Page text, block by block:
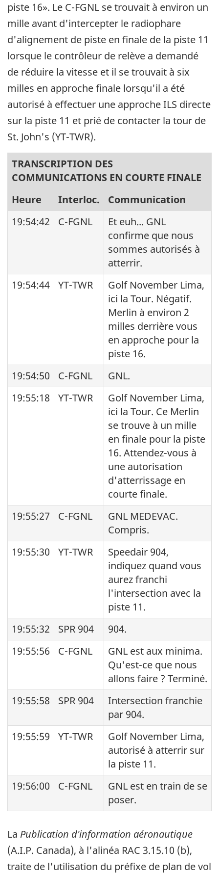
piste 16». Le C-FGNL se trouvait à environ un
mille avant d'intercepter le radiophare
d'alignement de piste en finale de la piste 11
lorsque le contrôleur de relève a demandé
de réduire la vitesse et il se trouvait à six
milles en approche finale lorsqu'il a été
autorisé à effectuer une approche ILS directe
sur la piste 11 et prié de contacter la tour de
St. John's (YT-TWR).
TRANSCRIPTION DES
COMMUNICATIONS EN COURTE FINALE
Heure
Interloc.
Communication
19:54:42
C-FGNL
Et euh... GNL
confirme que nous
sommes autorisés à
atterrir.
19:54:44
YT-TWR
Golf November Lima,
ici la Tour. Négatif.
Merlin à environ 2
milles derrière vous
en approche pour la
piste 16.
19:54:50
C-FGNL
GNL.
19:55:18
YT-TWR
Golf November Lima,
ici la Tour. Ce Merlin
se trouve à un mille
en finale pour la piste
16. Attendez-vous à
une autorisation
d'atterrissage en
courte finale.
19:55:27
C-FGNL
GNL MEDEVAC.
Compris.
19:55:30
YT-TWR
Speedair 904,
indiquez quand vous
aurez franchi
l'intersection avec la
piste 11.
19:55:32
SPR 904
904.
19:55:56
C-FGNL
GNL est aux minima.
Qu'est-ce que nous
allons faire ? Terminé.
19:55:58
SPR 904
Intersection franchie
par 904.
19:55:59
YT-TWR
Golf November Lima,
autorisé à atterrir sur
la piste 11.
19:56:00
C-FGNL
GNL est en train de se
poser.
La Publication d'information aéronautique
(A.I.P. Canada), à l'alinéa RAC 3.15.10 (b),
traite de l'utilisation du préfixe de plan de vol